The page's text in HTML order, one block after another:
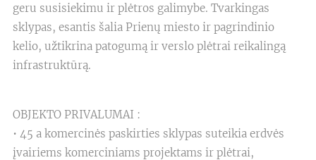
geru susisiekimu ir plėtros galimybe. Tvarkingas
sklypas, esantis šalia Prienų miesto ir pagrindinio
kelio, užtikrina patogumą ir verslo plėtrai reikalingą
infrastruktūrą.
OBJEKTO PRIVALUMAI :
• 45 a komercinės paskirties sklypas suteikia erdvės
įvairiems komerciniams projektams ir plėtrai,